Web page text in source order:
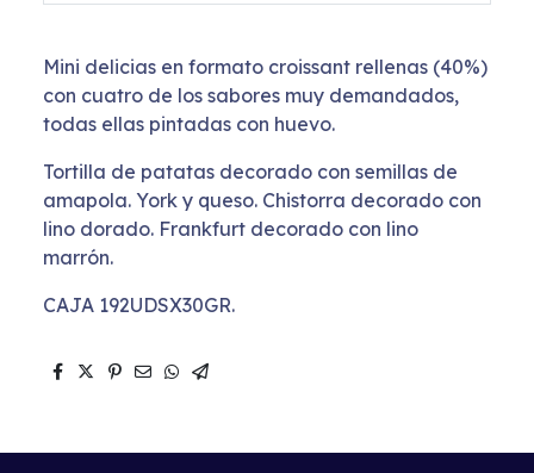
Mini delicias en formato croissant rellenas (40%)
con cuatro de los sabores muy demandados,
todas ellas pintadas con huevo.
Tortilla de patatas decorado con semillas de
amapola. York y queso. Chistorra decorado con
lino dorado. Frankfurt decorado con lino
marrón.
CAJA 192UDSX30GR.